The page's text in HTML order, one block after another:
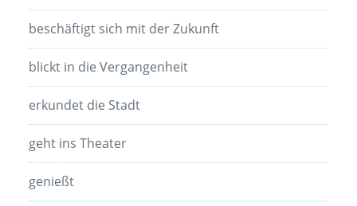
beschäftigt sich mit der Zukunft
blickt in die Vergangenheit
erkundet die Stadt
geht ins Theater
genießt